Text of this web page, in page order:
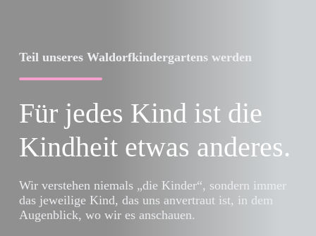
Teil unseres Waldorfkindergartens werden
Für jedes Kind ist die
Kindheit etwas anderes.
Wir verstehen niemals „die Kinder“, sondern immer
das jeweilige Kind, das uns anvertraut ist, in dem
Augenblick, wo wir es anschauen.